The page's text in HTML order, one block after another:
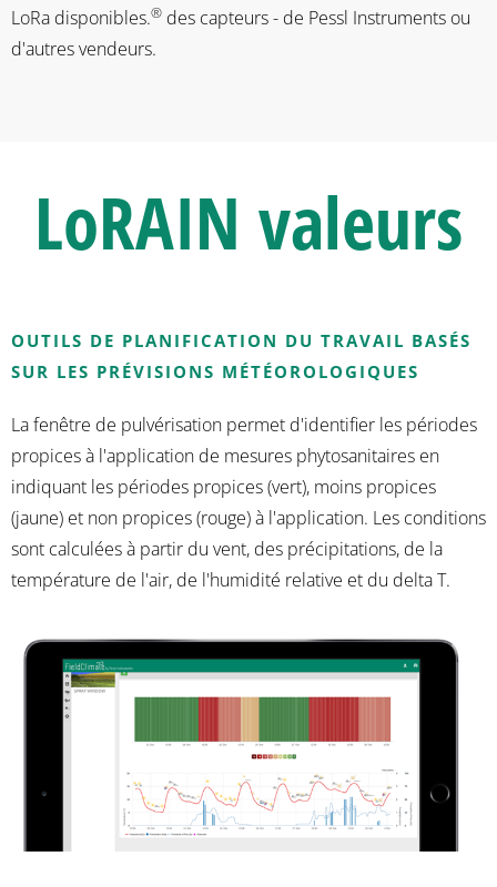
LoRa disponibles.® des capteurs - de Pessl Instruments ou
d'autres vendeurs.
LoRAIN valeurs
OUTILS DE PLANIFICATION DU TRAVAIL BASÉS
SUR LES PRÉVISIONS MÉTÉOROLOGIQUES
La fenêtre de pulvérisation permet d'identifier les périodes
propices à l'application de mesures phytosanitaires en
indiquant les périodes propices (vert), moins propices
(jaune) et non propices (rouge) à l'application. Les conditions
sont calculées à partir du vent, des précipitations, de la
température de l'air, de l'humidité relative et du delta T.